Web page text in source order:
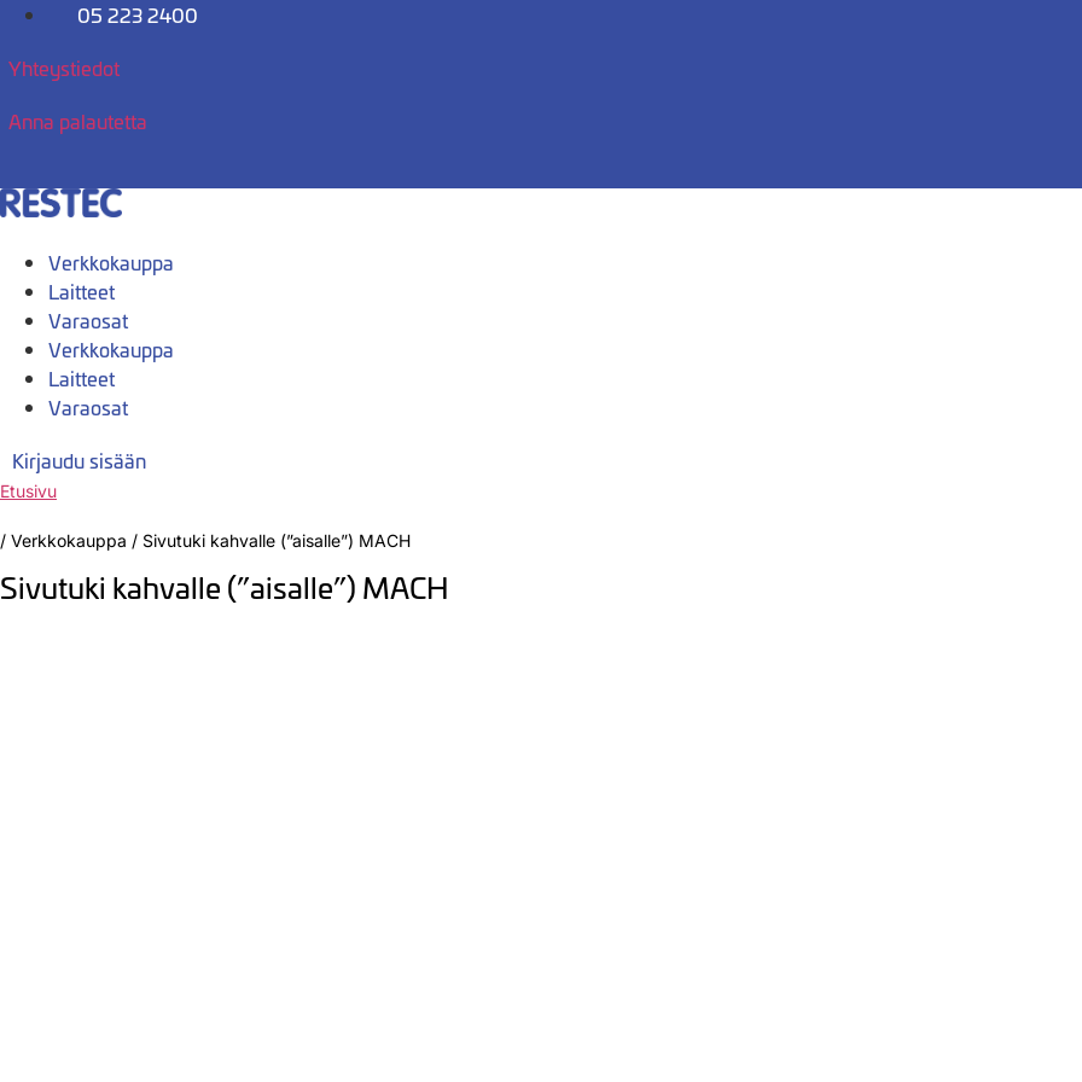
Mene
05 223 2400
Yhteystiedot
Anna palautetta
Verkkokauppa
Laitteet
Varaosat
Verkkokauppa
Laitteet
Varaosat
Kirjaudu sisään
Etusivu
/ Verkkokauppa / Sivutuki kahvalle (”aisalle”) MACH
Sivutuki kahvalle (”aisalle”) MACH